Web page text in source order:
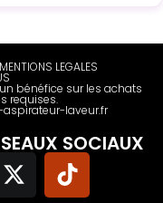
LEGALES
bénéfice sur les achats
requises.
laveur.fr
SOCIAUX